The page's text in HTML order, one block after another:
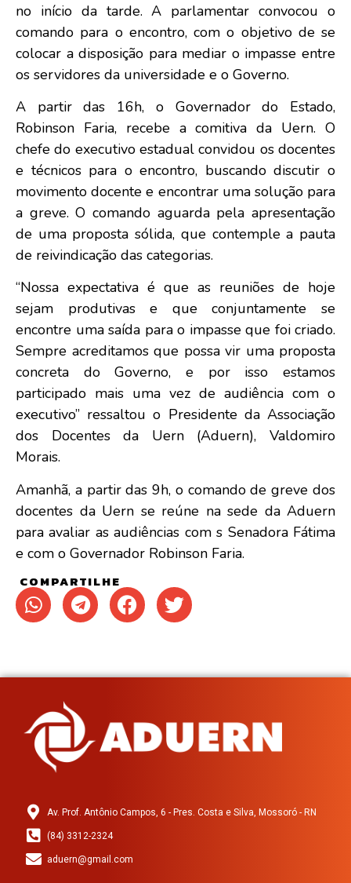
no início da tarde. A parlamentar convocou o
comando para o encontro, com o objetivo de se
colocar a disposição para mediar o impasse entre
os servidores da universidade e o Governo.
A partir das 16h, o Governador do Estado,
Robinson Faria, recebe a comitiva da Uern. O
chefe do executivo estadual convidou os docentes
e técnicos para o encontro, buscando discutir o
movimento docente e encontrar uma solução para
a greve. O comando aguarda pela apresentação
de uma proposta sólida, que contemple a pauta
de reivindicação das categorias.
“Nossa expectativa é que as reuniões de hoje
sejam produtivas e que conjuntamente se
encontre uma saída para o impasse que foi criado.
Sempre acreditamos que possa vir uma proposta
concreta do Governo, e por isso estamos
participado mais uma vez de audiência com o
executivo” ressaltou o Presidente da Associação
dos Docentes da Uern (Aduern), Valdomiro
Morais.
Amanhã, a partir das 9h, o comando de greve dos
docentes da Uern se reúne na sede da Aduern
para avaliar as audiências com s Senadora Fátima
e com o Governador Robinson Faria.
COMPARTILHE
Av. Prof. Antônio Campos, 6 - Pres. Costa e Silva, Mossoró - RN
(84) 3312-2324
aduern@gmail.com